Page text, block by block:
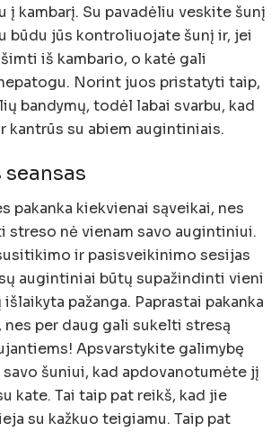
į kambarį. Su pavadėliu veskite šunį
būdu jūs kontroliuojate šunį ir, jei
iš kambario, o katė gali
Norint juos pristatyti taip,
bandymų, todėl labai svarbu, kad
kantrūs su abiem augintiniais.
seansas
pakanka kiekvienai sąveikai, nes
streso nė vienam savo augintiniui.
ir pasisveikinimo sesijas
augintiniai būtų supažindinti vieni
pažanga. Paprastai pakanka
nes per daug gali sukelti stresą
Apsvarstykite galimybę
šuniui, kad apdovanotumėte jį
kate. Tai taip pat reikš, kad jie
su kažkuo teigiamu. Taip pat